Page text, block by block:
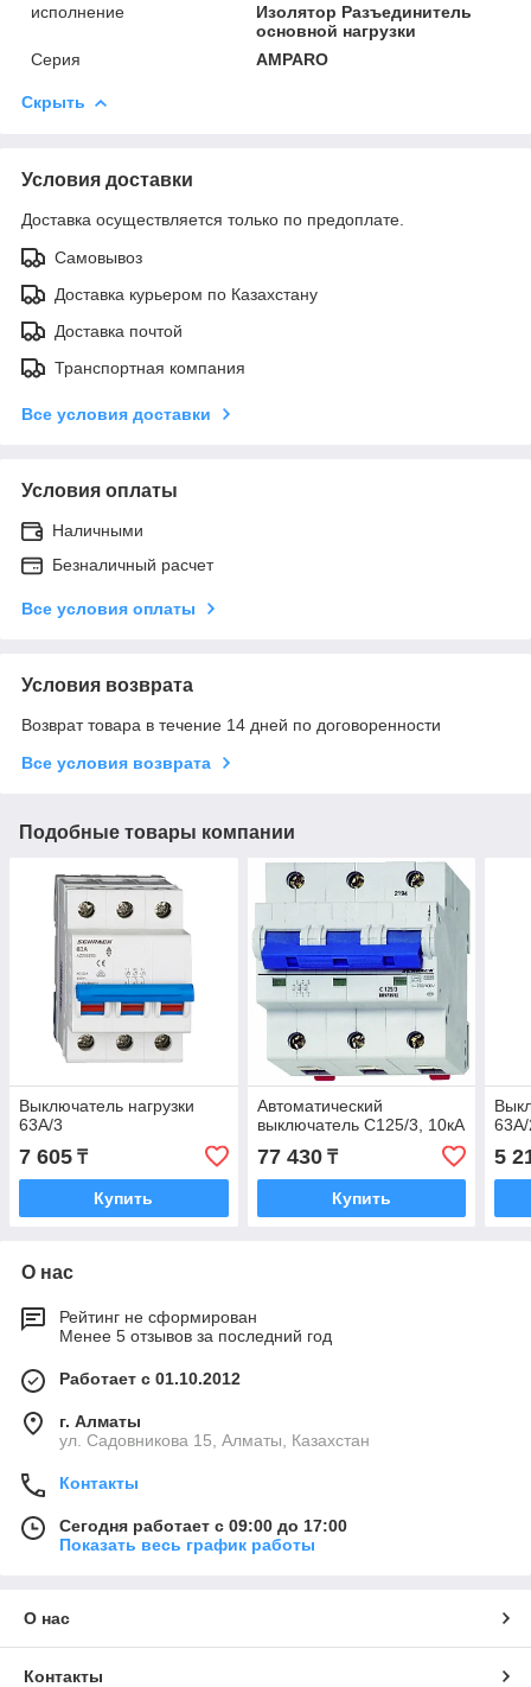
исполнение
Изолятор Разъединитель
основной нагрузки
Серия
AMPARO
Скрыть
Условия доставки
Доставка осуществляется только по предоплате.
Самовывоз
Доставка курьером по Казахстану
Доставка почтой
Транспортная компания
Все условия доставки
Условия оплаты
Наличными
Безналичный расчет
Все условия оплаты
Условия возврата
Возврат товара в течение 14 дней по договоренности
Все условия возврата
Подобные товары компании
Выключатель нагрузки
63А/3
7 605 ₸
Купить
Автоматический
выключатель C125/3, 10кА
77 430₸
Купить
5
О нас
Рейтинг не сформирован
Менее 5 отзывов за последний год
Работает с 01.10.2012
г. Алматы
ул. Садовникова 15, Алматы, Казахстан
Контакты
Сегодня работает с 09:00 до 17:00
Показать весь график работы
О нас
Контакты